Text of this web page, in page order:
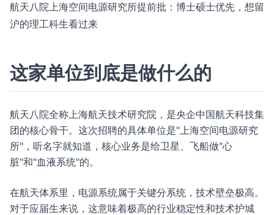
航天八院上海空间电源研究所提前批：博士硕士优先，想留
沪的理工科生看过来
这家单位到底是做什么的
航天八院全称上海航天技术研究院，是央企中国航天科技集
团的核心骨干。这次招聘的具体单位是"上海空间电源研究
所"，听名字就知道，核心业务是给卫星、飞船做"心
脏"和"血液系统"的。
在航天体系里，电源系统属于关键分系统，技术壁垒极高。
对于应届生来说，这意味着极高的行业稳定性和技术护城